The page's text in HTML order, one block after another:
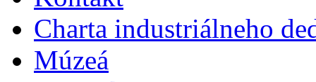
Charta industriálneho
Múzeá